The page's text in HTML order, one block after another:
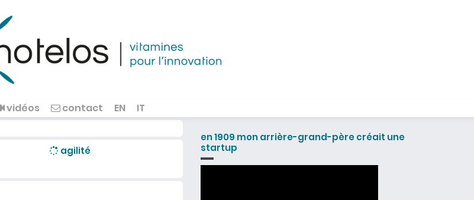
vidéos contact EN IT
agilité
en 1909 mon arrière-grand-père créait une
startup